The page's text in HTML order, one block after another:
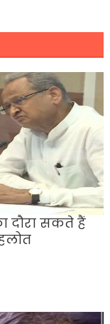
दौरा सकते हैं